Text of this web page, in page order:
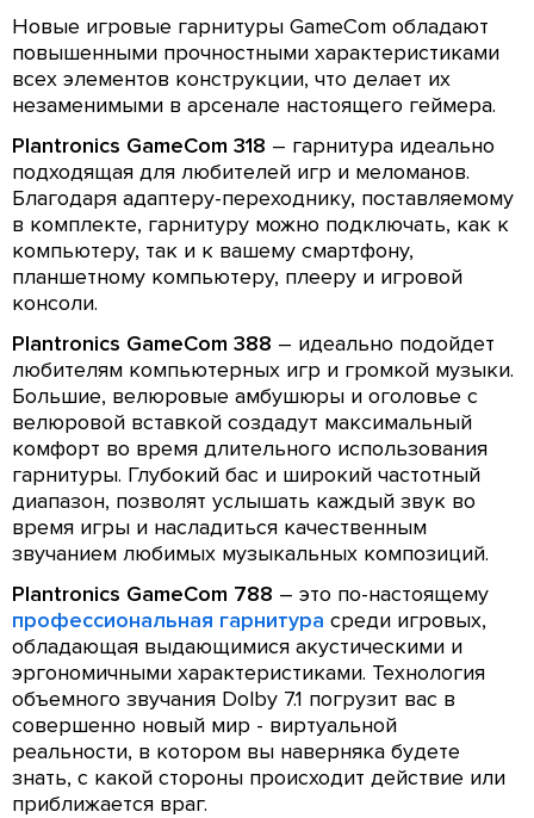
Новые игровые гарнитуры GameCom обладают
повышенными прочностными характеристиками
всех элементов конструкции, что делает их
незаменимыми в арсенале настоящего геймера.
Plantronics GameCom 318 – гарнитура идеально
подходящая для любителей игр и меломанов.
Благодаря адаптеру-переходнику, поставляемому
в комплекте, гарнитуру можно подключать, как к
компьютеру, так и к вашему смартфону,
планшетному компьютеру, плееру и игровой
консоли.
Plantronics GameCom 388 – идеально подойдет
любителям компьютерных игр и громкой музыки.
Большие, велюровые амбушюры и оголовье с
велюровой вставкой создадут максимальный
комфорт во время длительного использования
гарнитуры. Глубокий бас и широкий частотный
диапазон, позволят услышать каждый звук во
время игры и насладиться качественным
звучанием любимых музыкальных композиций.
Plantronics GameCom 788 – это по-настоящему
профессиональная гарнитура среди игровых,
обладающая выдающимися акустическими и
эргономичными характеристиками. Технология
объемного звучания Dolby 7.1 погрузит вас в
совершенно новый мир - виртуальной
реальности, в котором вы наверняка будете
знать, с какой стороны происходит действие или
приближается враг.